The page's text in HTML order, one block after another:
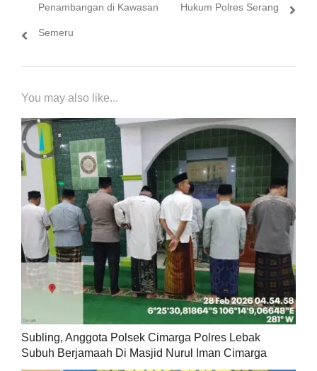
Penambangan di Kawasan
Semeru
Hukum Polres Serang
You may also like...
Subling, Anggota Polsek Cimarga Polres Lebak
Subuh Berjamaah Di Masjid Nurul Iman Cimarga